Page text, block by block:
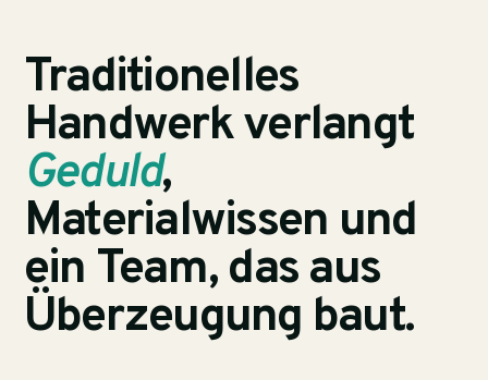
Traditionelles
Handwerk verlangt
Geduld,
Materialwissen und
ein Team, das aus
Überzeugung baut.